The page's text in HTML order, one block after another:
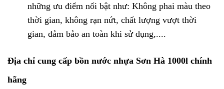
những ưu điểm nổi bật như: Không phai màu theo
thời gian, không rạn nứt, chất lượng vượt thời
gian, đảm bảo an toàn khi sử dụng,....
Địa chỉ cung cấp bồn nước nhựa Sơn Hà 1000l chính
hãng